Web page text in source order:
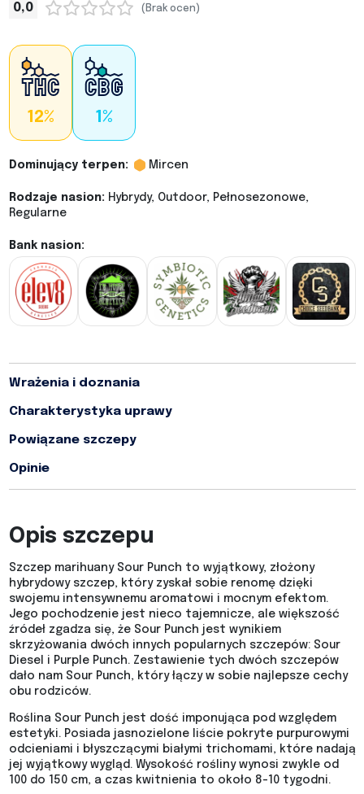
0,0 (Brak ocen)
12% 1%
Dominujący terpen: Mircen
Rodzaje nasion: Hybrydy, Outdoor, Pełnosezonowe,
Regularne
Bank nasion:
Wrażenia i doznania
Charakterystyka uprawy
Powiązane szczepy
Opinie
Opis szczepu
Szczep marihuany Sour Punch to wyjątkowy, złożony
hybrydowy szczep, który zyskał sobie renomę dzięki
swojemu intensywnemu aromatowi i mocnym efektom.
Jego pochodzenie jest nieco tajemnicze, ale większość
źródeł zgadza się, że Sour Punch jest wynikiem
skrzyżowania dwóch innych popularnych szczepów: Sour
Diesel i Purple Punch. Zestawienie tych dwóch szczepów
dało nam Sour Punch, który łączy w sobie najlepsze cechy
obu rodziców.
Roślina Sour Punch jest dość imponująca pod względem
estetyki. Posiada jasnozielone liście pokryte purpurowymi
odcieniami i błyszczącymi białymi trichomami, które nadają
jej wyjątkowy wygląd. Wysokość rośliny wynosi zwykle od
100 do 150 cm, a czas kwitnienia to około 8-10 tygodni.